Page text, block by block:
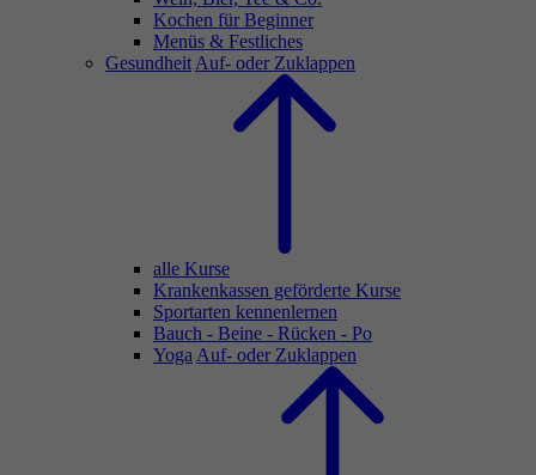
Kochen für Beginner
Menüs & Festliches
Gesundheit Auf- oder Zuklappen
alle Kurse
Krankenkassen geförderte Kurse
Sportarten kennenlernen
Bauch - Beine - Rücken - Po
Yoga Auf- oder Zuklappen